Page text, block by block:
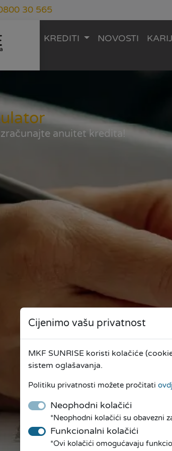
30 565
KREDITI NOVOSTI
anuitet kredita!
Cijenimo vašu privatnost
MKF SUNRISE koristi kolačiće
sistem oglašavanja.
Politiku privatnosti možete pročitati
Neophodni kolačići
*Neophodni kolačići su obavezni
Funkcionalni kolačići
*Ovi kolačići omogućavaju